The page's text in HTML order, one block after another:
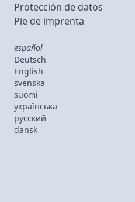
Protección de datos
Pie de imprenta
español
Deutsch
English
svenska
suomi
українська
русский
dansk